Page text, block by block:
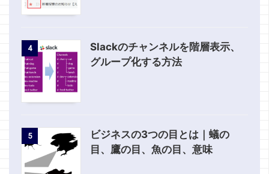
4
Slackのチャンネルを階層表示、
グループ化する方法
5
ビジネスの3つの目とは｜蟻の
目、鷹の目、魚の目、意味